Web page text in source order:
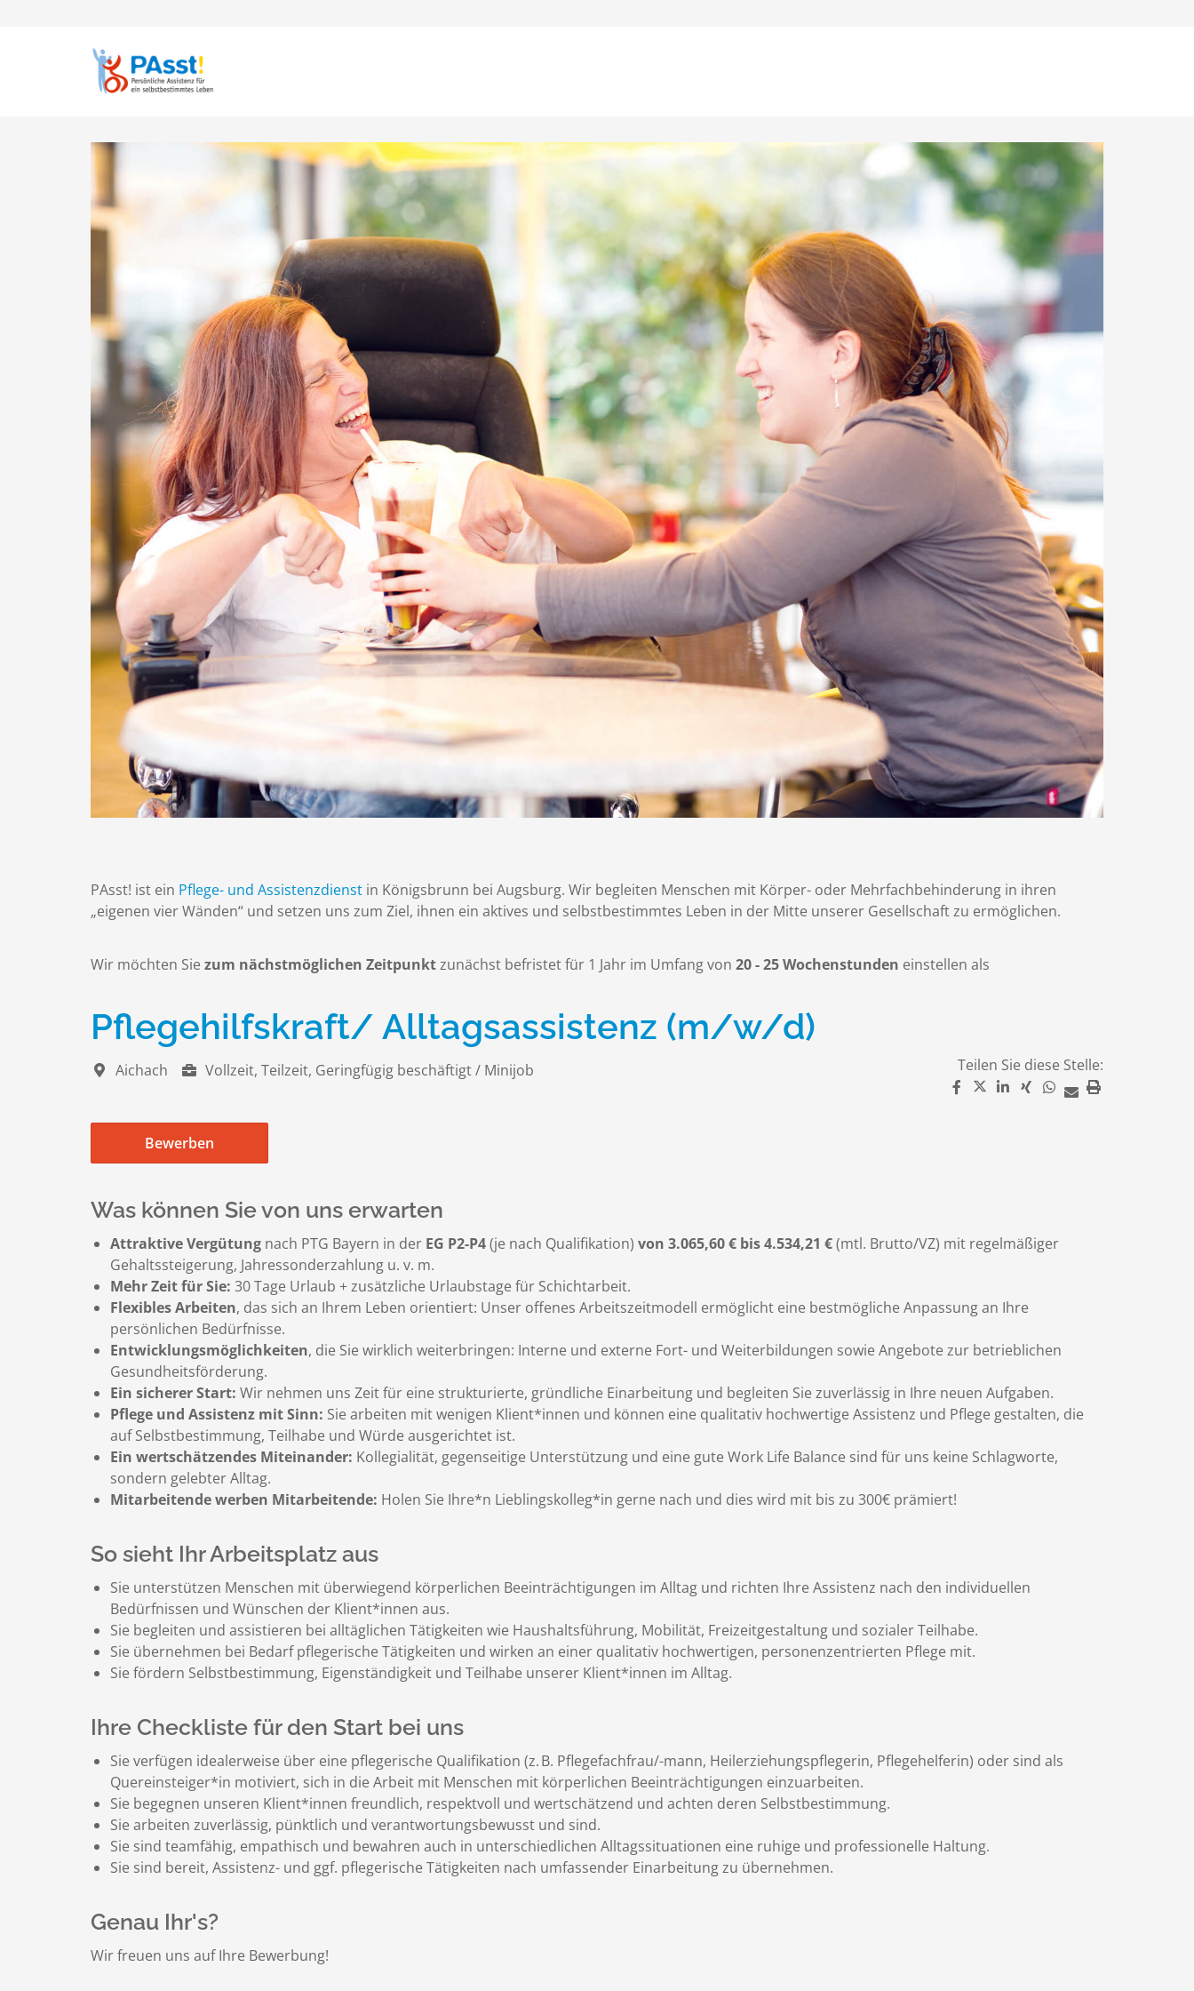
Pflegehilfskraft/ Alltagsassistenz (m/w/d)
Aichach Vollzeit, Teilzeit, Geringfügig beschäftigt / Minijob Teilen Sie diese Stelle:
Bewerben
PAsst! ist ein Pflege- und Assistenzdienst in Königsbrunn bei Augsburg. Wir begleiten Menschen mit Körper- oder Mehrfachbehinderung in ihren
„eigenen vier Wänden“ und setzen uns zum Ziel, ihnen ein aktives und selbstbestimmtes Leben in der Mitte unserer Gesellschaft zu ermöglichen.
Wir möchten Sie zum nächstmöglichen Zeitpunktzunächst befristet für 1 Jahr im Umfang von 20 - 25 Wochenstunden einstellen als
So sieht Ihr Arbeitsplatz aus
Sie unterstützen Menschen mit überwiegend körperlichen Beeinträchtigungen im Alltag und richten Ihre Assistenz nach den individuellen
Bedürfnissen und Wünschen der Klient*innen aus.
Sie begleiten und assistieren bei alltäglichen Tätigkeiten wie Haushaltsführung, Mobilität, Freizeitgestaltung und sozialer Teilhabe.
Sie übernehmen bei Bedarf pflegerische Tätigkeiten und wirken an einer qualitativ hochwertigen, personenzentrierten Pflege mit.
Sie fördern Selbstbestimmung, Eigenständigkeit und Teilhabe unserer Klient*innen im Alltag.
Ihre Checkliste für den Start bei uns
Sie verfügen idealerweise über eine pflegerische Qualifikation (z. B. Pflegefachfrau/-mann, Heilerziehungspflegerin, Pflegehelferin) oder sind als
Quereinsteiger*in motiviert, sich in die Arbeit mit Menschen mit körperlichen Beeinträchtigungen einzuarbeiten.
Sie begegnen unseren Klient*innen freundlich, respektvoll und wertschätzend und achten deren Selbstbestimmung.
Sie arbeiten zuverlässig, pünktlich und verantwortungsbewusst und sind.
Sie sind teamfähig, empathisch und bewahren auch in unterschiedlichen Alltagssituationen eine ruhige und professionelle Haltung.
Sie sind bereit, Assistenz- und ggf. pflegerische Tätigkeiten nach umfassender Einarbeitung zu übernehmen.
Was können Sie von uns erwarten
Attraktive Vergütung nach PTG Bayern in der EG P2-P4(je nach Qualifikation) von 3.065,60 € bis 4.534,21 €(mtl. Brutto/VZ) mit regelmäßiger
Gehaltssteigerung, Jahressonderzahlung u. v. m.
Mehr Zeit für Sie: 30 Tage Urlaub + zusätzliche Urlaubstage für Schichtarbeit.
Flexibles Arbeiten, das sich an Ihrem Leben orientiert: Unser offenes Arbeitszeitmodell ermöglicht eine bestmögliche Anpassung an Ihre
persönlichen Bedürfnisse.
Entwicklungsmöglichkeiten, die Sie wirklich weiterbringen: Interne und externe Fort- und Weiterbildungen sowie Angebote zur betrieblichen
Gesundheitsförderung.
Ein sicherer Start: Wir nehmen uns Zeit für eine strukturierte, gründliche Einarbeitung und begleiten Sie zuverlässig in Ihre neuen Aufgaben.
Pflege und Assistenz mit Sinn: Sie arbeiten mit wenigen Klient*innen und können eine qualitativ hochwertige Assistenz und Pflege gestalten, die
auf Selbstbestimmung, Teilhabe und Würde ausgerichtet ist.
Ein wertschätzendes Miteinander: Kollegialität, gegenseitige Unterstützung und eine gute Work Life Balance sind für uns keine Schlagworte,
sondern gelebter Alltag.
Mitarbeitende werben Mitarbeitende: Holen Sie Ihre*n Lieblingskolleg*in gerne nach und dies wird mit bis zu 300€ prämiert!
Genau Ihr's?
Wir freuen uns auf Ihre Bewerbung!